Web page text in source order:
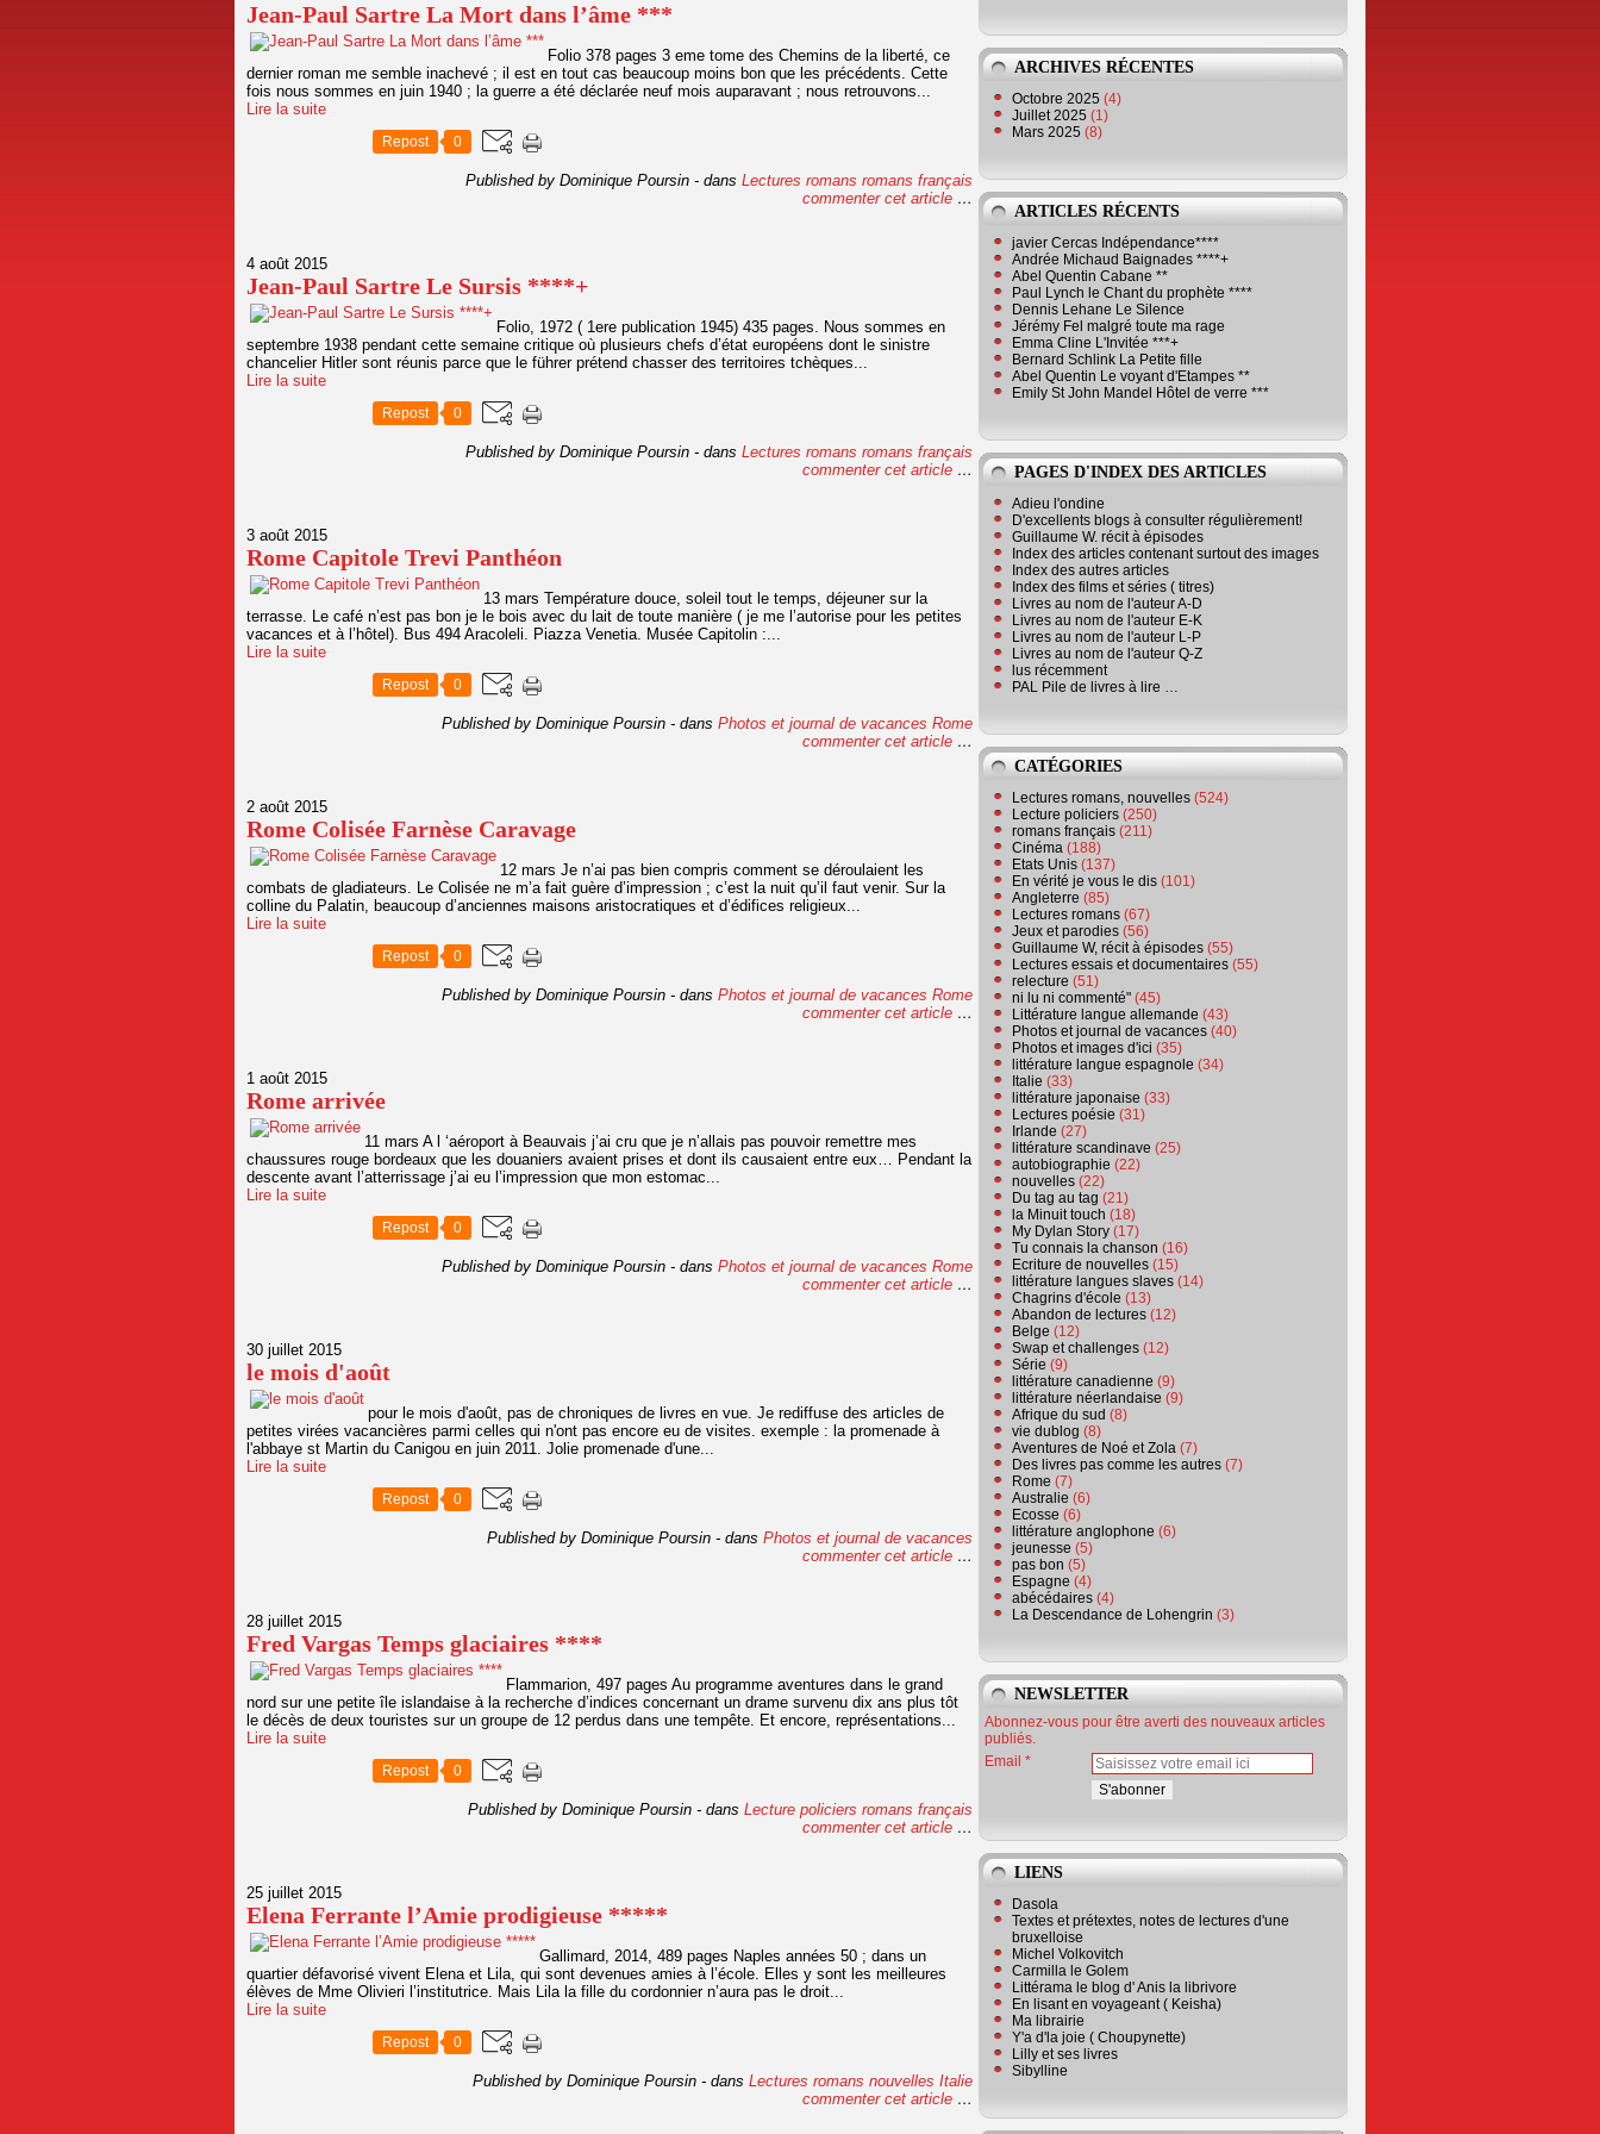
Jean-Paul Sartre La Mort dans l’âme ***
Folio 378 pages 3 eme tome des Chemins de la liberté, ce
dernier roman me semble inachevé ; il est en tout cas beaucoup moins bon que les précédents. Cette
fois nous sommes en juin 1940 ; la guerre a été déclarée neuf mois auparavant ; nous retrouvons...
Lire la suite
Repost 0
Published by Dominique Poursin - dans Lectures romans romans français
commenter cet article …
4 août 2015
Jean-Paul Sartre Le Sursis ****+
Folio, 1972 ( 1ere publication 1945) 435 pages. Nous sommes en
septembre 1938 pendant cette semaine critique où plusieurs chefs d’état européens dont le sinistre
chancelier Hitler sont réunis parce que le führer prétend chasser des territoires tchèques...
Lire la suite
Repost 0
Published by Dominique Poursin - dans Lectures romans romans français
commenter cet article …
3 août 2015
Rome Capitole Trevi Panthéon
13 mars Température douce, soleil tout le temps, déjeuner sur la
terrasse. Le café n’est pas bon je le bois avec du lait de toute manière ( je me l’autorise pour les petites
vacances et à l’hôtel). Bus 494 Aracoleli. Piazza Venetia. Musée Capitolin :...
Lire la suite
Repost 0
Published by Dominique Poursin - dans Photos et journal de vacances Rome
commenter cet article …
2 août 2015
Rome Colisée Farnèse Caravage
12 mars Je n’ai pas bien compris comment se déroulaient les
combats de gladiateurs. Le Colisée ne m’a fait guère d’impression ; c’est la nuit qu’il faut venir. Sur la
colline du Palatin, beaucoup d’anciennes maisons aristocratiques et d’édifices religieux...
Lire la suite
Repost 0
Published by Dominique Poursin - dans Photos et journal de vacances Rome
commenter cet article …
1 août 2015
Rome arrivée
11 mars A l ‘aéroport à Beauvais j’ai cru que je n’allais pas pouvoir remettre mes
chaussures rouge bordeaux que les douaniers avaient prises et dont ils causaient entre eux… Pendant la
descente avant l’atterrissage j’ai eu l’impression que mon estomac...
Lire la suite
Repost 0
Published by Dominique Poursin - dans Photos et journal de vacances Rome
commenter cet article …
30 juillet 2015
le mois d'août
pour le mois d'août, pas de chroniques de livres en vue. Je rediffuse des articles de
petites virées vacancières parmi celles qui n'ont pas encore eu de visites. exemple : la promenade à
l'abbaye st Martin du Canigou en juin 2011. Jolie promenade d'une...
Lire la suite
Repost 0
Published by Dominique Poursin - dans Photos et journal de vacances
commenter cet article …
28 juillet 2015
Fred Vargas Temps glaciaires ****
Flammarion, 497 pages Au programme aventures dans le grand
nord sur une petite île islandaise à la recherche d’indices concernant un drame survenu dix ans plus tôt
le décès de deux touristes sur un groupe de 12 perdus dans une tempête. Et encore, représentations...
Lire la suite
Repost 0
Published by Dominique Poursin - dans Lecture policiers romans français
commenter cet article …
25 juillet 2015
Elena Ferrante l’Amie prodigieuse *****
Gallimard, 2014, 489 pages Naples années 50 ; dans un
quartier défavorisé vivent Elena et Lila, qui sont devenues amies à l’école. Elles y sont les meilleures
élèves de Mme Olivieri l’institutrice. Mais Lila la fille du cordonnier n’aura pas le droit...
Lire la suite
Repost 0
Published by Dominique Poursin - dans Lectures romans nouvelles Italie
commenter cet article …
ARCHIVES RÉCENTES
Octobre 2025 (4)
Juillet 2025 (1)
Mars 2025 (8)
ARTICLES RÉCENTS
javier Cercas Indépendance****
Andrée Michaud Baignades ****+
Abel Quentin Cabane **
Paul Lynch le Chant du prophète ****
Dennis Lehane Le Silence
Jérémy Fel malgré toute ma rage
Emma Cline L'Invitée ***+
Bernard Schlink La Petite fille
Abel Quentin Le voyant d'Etampes **
Emily St John Mandel Hôtel de verre ***
PAGES D'INDEX DES ARTICLES
Adieu l'ondine
D'excellents blogs à consulter régulièrement!
Guillaume W. récit à épisodes
Index des articles contenant surtout des images
Index des autres articles
Index des films et séries ( titres)
Livres au nom de l'auteur A-D
Livres au nom de l'auteur E-K
Livres au nom de l'auteur L-P
Livres au nom de l'auteur Q-Z
lus récemment
PAL Pile de livres à lire …
CATÉGORIES
Lectures romans, nouvelles (524)
Lecture policiers (250)
romans français (211)
Cinéma (188)
Etats Unis (137)
En vérité je vous le dis (101)
Angleterre (85)
Lectures romans (67)
Jeux et parodies (56)
Guillaume W, récit à épisodes (55)
Lectures essais et documentaires (55)
relecture (51)
ni lu ni commenté" (45)
Littérature langue allemande (43)
Photos et journal de vacances (40)
Photos et images d'ici (35)
littérature langue espagnole (34)
Italie (33)
littérature japonaise (33)
Lectures poésie (31)
Irlande (27)
littérature scandinave (25)
autobiographie (22)
nouvelles (22)
Du tag au tag (21)
la Minuit touch (18)
My Dylan Story (17)
Tu connais la chanson (16)
Ecriture de nouvelles (15)
littérature langues slaves (14)
Chagrins d'école (13)
Abandon de lectures (12)
Belge (12)
Swap et challenges (12)
Série (9)
littérature canadienne (9)
littérature néerlandaise (9)
Afrique du sud (8)
vie dublog (8)
Aventures de Noé et Zola (7)
Des livres pas comme les autres (7)
Rome (7)
Australie (6)
Ecosse (6)
littérature anglophone (6)
jeunesse (5)
pas bon (5)
Espagne (4)
abécédaires (4)
La Descendance de Lohengrin (3)
NEWSLETTER
Abonnez-vous pour être averti des nouveaux articles
publiés.
Email
LIENS
Dasola
Textes et prétextes, notes de lectures d'une
bruxelloise
Michel Volkovitch
Carmilla le Golem
Littérama le blog d' Anis la librivore
En lisant en voyageant ( Keisha)
Ma librairie
Y'a d'la joie ( Choupynette)
Lilly et ses livres
Sibylline